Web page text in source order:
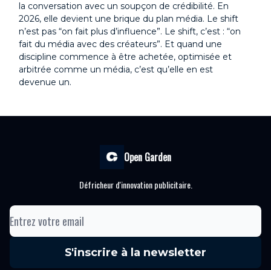
la conversation avec un soupçon de crédibilité. En
2026, elle devient une brique du plan média. Le shift
n’est pas “on fait plus d’influence”. Le shift, c’est : “on
fait du média avec des créateurs”. Et quand une
discipline commence à être achetée, optimisée et
arbitrée comme un média, c’est qu’elle en est
devenue un.
Open Garden
Défricheur d'innovation publicitaire.